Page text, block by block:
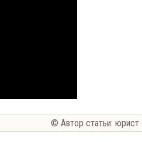
© Автор статьи: юрист